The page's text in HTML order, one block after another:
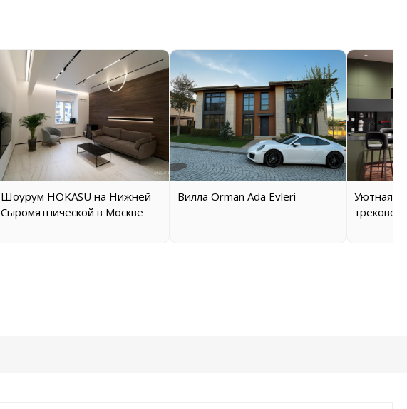
Шоурум HOKASU на Нижней
Сыромятнической в Москве
Вилла Orman Ada Evleri
Уютная
трековой